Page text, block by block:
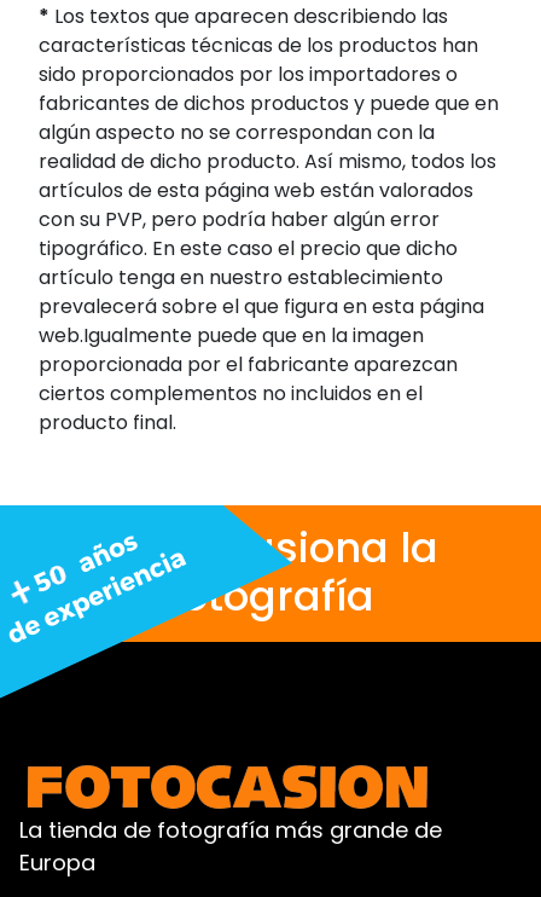
* Los textos que aparecen describiendo las
características técnicas de los productos han
sido proporcionados por los importadores o
fabricantes de dichos productos y puede que en
algún aspecto no se correspondan con la
realidad de dicho producto. Así mismo, todos los
artículos de esta página web están valorados
con su PVP, pero podría haber algún error
tipográfico. En este caso el precio que dicho
artículo tenga en nuestro establecimiento
prevalecerá sobre el que figura en esta página
web.Igualmente puede que en la imagen
proporcionada por el fabricante aparezcan
ciertos complementos no incluidos en el
producto final.
Nos apasiona la
fotografía
La tienda de fotografía más grande de
Europa